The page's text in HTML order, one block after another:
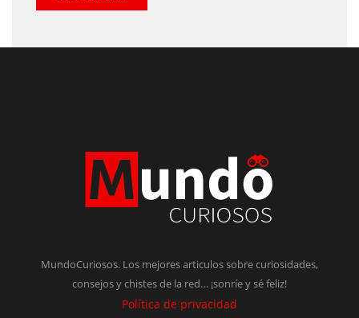
MundoCuriosos. Los mejores articulos sobre curiosidades,
consejos y chistes de la red… ¡sonríe y sé feliz!
Política de privacidad